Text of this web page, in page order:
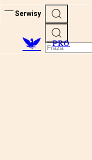
Serwisy
PRO